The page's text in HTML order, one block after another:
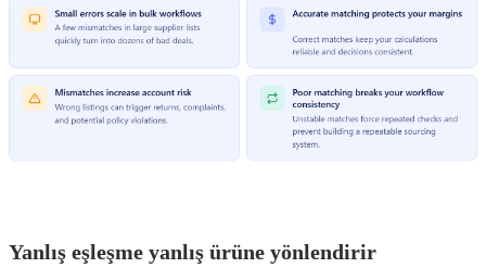
Yanlış eşleşme yanlış ürüne yönlendirir